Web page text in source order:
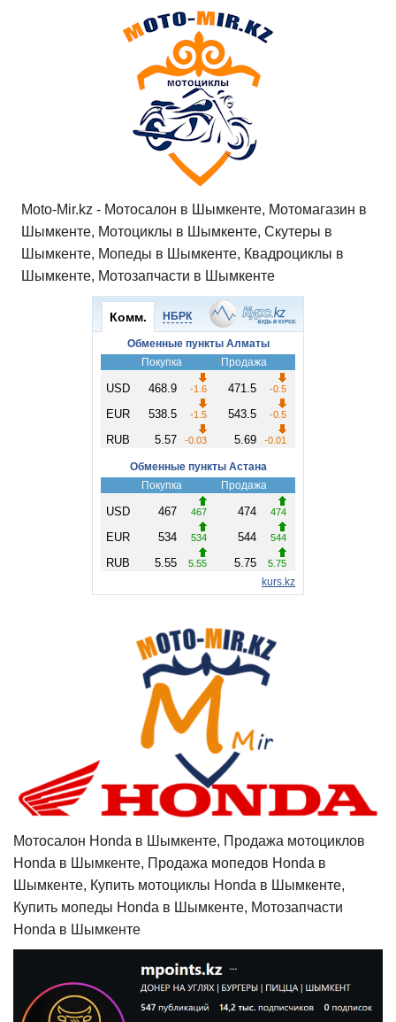
Moto-Mir.kz - Мотосалон в Шымкенте, Мотомагазин в
Шымкенте, Мотоциклы в Шымкенте, Скутеры в
Шымкенте, Мопеды в Шымкенте, Квадроциклы в
Шымкенте, Мотозапчасти в Шымкенте
Мотосалон Honda в Шымкенте, Продажа мотоциклов
Honda в Шымкенте, Продажа мопедов Honda в
Шымкенте, Купить мотоциклы Honda в Шымкенте,
Купить мопеды Honda в Шымкенте, Мотозапчасти
Honda в Шымкенте